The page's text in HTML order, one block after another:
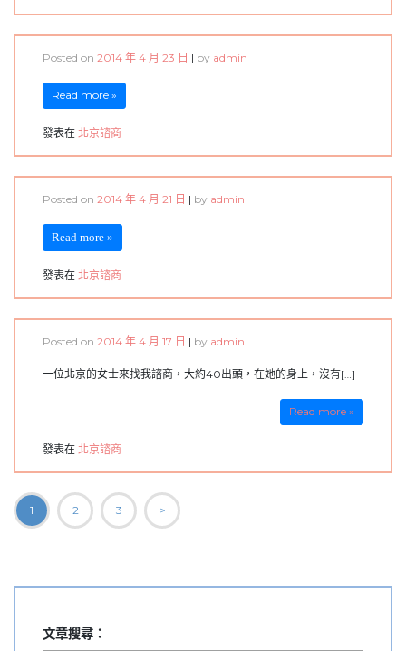
Posted on 2014 年 4 月 23 日 | by admin
Read more »
發表在 北京諮商
Posted on 2014 年 4 月 21 日 | by admin
Read more »
發表在 北京諮商
Posted on 2014 年 4 月 17 日 | by admin
一位北京的女士來找我諮商，大約40出頭，在她的身上，沒有[…]
Read more »
發表在 北京諮商
文
章
覽
1 2 3 >
文章搜尋：